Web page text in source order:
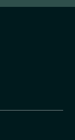
omgaan met je